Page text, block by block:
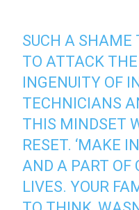
SUCH A SHAME
TO ATTACK
INGENUITY OF
TECHNICIANS
THIS MINDSET
RESET. ‘MAKE
AND A PART OF
LIVES. YOUR